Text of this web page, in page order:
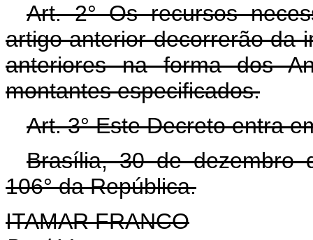
Art. 2° Os recursos
artigo anterior decorrerão da
anteriores na forma dos
montantes especificados.
Art. 3° Este Decreto entra
Brasília, 30 de dezembro
106° da República.
ITAMAR FRANCO